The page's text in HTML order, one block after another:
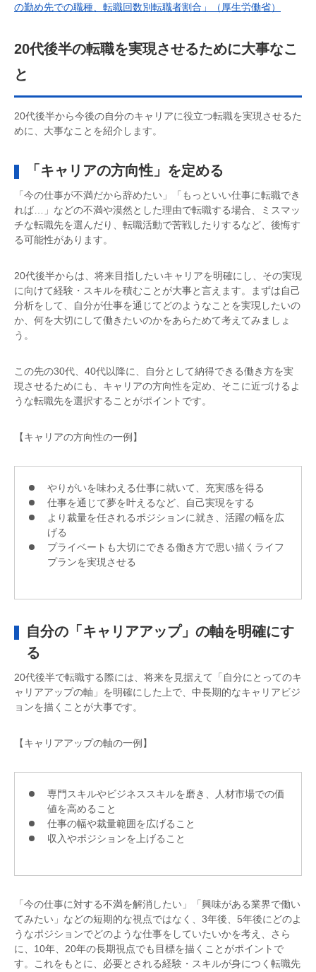
の勤め先での職種、転職回数別転職者割合」（厚生労働省）
20代後半の転職を実現させるために大事なこ
と
20代後半から今後の自分のキャリアに役立つ転職を実現させるた
めに、大事なことを紹介します。
「キャリアの方向性」を定める
「今の仕事が不満だから辞めたい」「もっといい仕事に転職でき
れば…」などの不満や漠然とした理由で転職する場合、ミスマッ
チな転職先を選んだり、転職活動で苦戦したりするなど、後悔す
る可能性があります。
20代後半からは、将来目指したいキャリアを明確にし、その実現
に向けて経験・スキルを積むことが大事と言えます。まずは自己
分析をして、自分が仕事を通じてどのようなことを実現したいの
か、何を大切にして働きたいのかをあらためて考えてみましょ
う。
この先の30代、40代以降に、自分として納得できる働き方を実
現させるためにも、キャリアの方向性を定め、そこに近づけるよ
うな転職先を選択することがポイントです。
【キャリアの方向性の一例】
やりがいを味わえる仕事に就いて、充実感を得る
仕事を通じて夢を叶えるなど、自己実現をする
より裁量を任されるポジションに就き、活躍の幅を広
げる
プライベートも大切にできる働き方で思い描くライフ
プランを実現させる
自分の「キャリアアップ」の軸を明確にす
る
20代後半で転職する際には、将来を見据えて「自分にとってのキ
ャリアアップの軸」を明確にした上で、中長期的なキャリアビジ
ョンを描くことが大事です。
【キャリアアップの軸の一例】
専門スキルやビジネススキルを磨き、人材市場での価
値を高めること
仕事の幅や裁量範囲を広げること
収入やポジションを上げること
「今の仕事に対する不満を解消したい」「興味がある業界で働い
てみたい」などの短期的な視点ではなく、3年後、5年後にどのよ
うなポジションでどのような仕事をしていたいかを考え、さら
に、10年、20年の長期視点でも目標を描くことがポイントで
す。これをもとに、必要とされる経験・スキルが身につく転職先